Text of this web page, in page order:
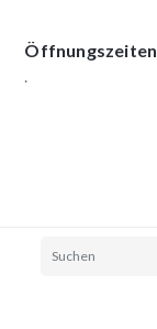
Öffnungszeiten
.